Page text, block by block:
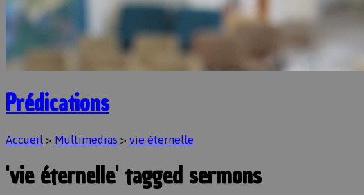
Prédications
Accueil > Multimedias > vie éternelle
'vie éternelle' tagged sermons